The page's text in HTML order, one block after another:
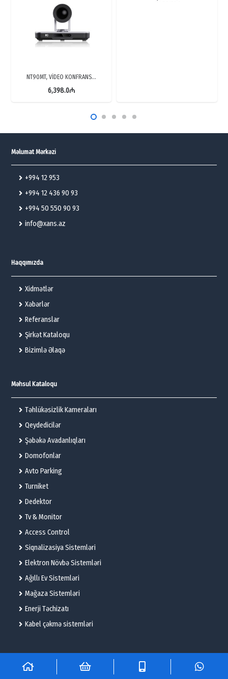
NT90MT, VİDEO KONFRANS…
6,398.0₼
Məlumat Mərkəzi
+994 12 953
+994 12 436 90 93
+994 50 550 90 93
info@xans.az
Haqqımızda
Xidmətlər
Xəbərlər
Referanslar
Şirkət Kataloqu
Bizimlə Əlaqə
Məhsul Kataloqu
Təhlükəsizlik Kameraları
Qeydedicilər
Şəbəkə Avadanlıqları
Domofonlar
Avto Parking
Turniket
Dedektor
Tv & Monitor
Access Control
Siqnalizasiya Sistemləri
Elektron Növbə Sistemləri
Ağıllı Ev Sistemləri
Mağaza Sistemləri
Enerji Təchizatı
Kabel çəkmə sistemləri
© 2025 – Flame Technologies